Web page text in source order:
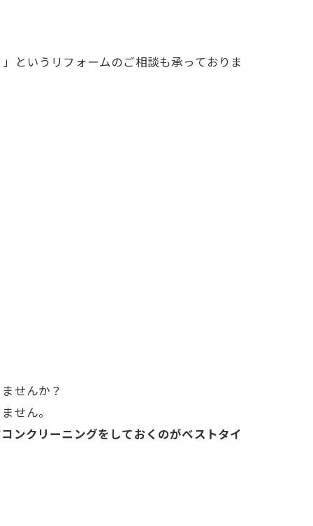
というリフォームのご相談も承っておりま
せんか？
せん。
ンクリーニングをしておくのがベストタイ